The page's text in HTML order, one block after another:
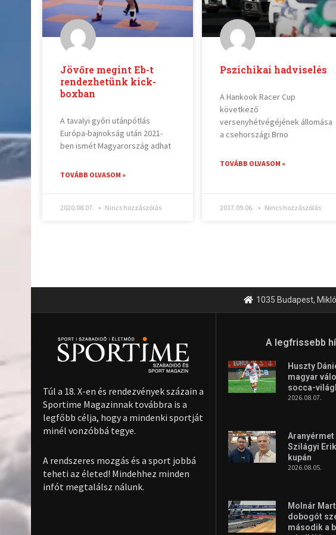
Jövőre megint Eb-t
rendezhetünk kick-
boxban
A tavalyi győri utánpótlás
Európa-bajnokság után 2021-
ben ismét Magyarország adhat
TOVÁBB OLVASOM »
2020.08.07. Nincs hozzászólás
Pszichikai hadviselés
A Hankook Racer Cup
következő
versenyhétvégéjének állomása
a csehországi Brno
TOVÁBB OLVASOM »
2017.09.06. Nincs hozzászólás
1035 Budapest,
Túl a 18. X-en és rendezvények százain a
Sportime Magazinnak továbbra is a
legfőbb célja, hogy a mindenki sportját
minél vonzóbbá tegye.
A rendszeres mozgás és a sport jobbá
teheti az életed! Mindehhez minden
infót megtalálsz nálunk.
A legfrissebb
Huszty
magyar
socca-
2026.08.07.
Aranyérmet
Szilágyi
kupán
2026.08.05.
Molnár
dobogót
második a